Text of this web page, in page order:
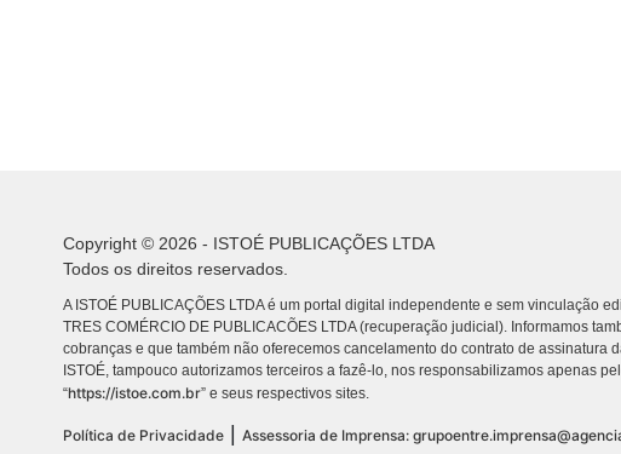
Copyright © 2026 - ISTOÉ PUBLICAÇÕES LTDA
Todos os direitos reservados.
A ISTOÉ PUBLICAÇÕES LTDA é um portal digital independente e sem vinculação
TRES COMÉRCIO DE PUBLICACÕES LTDA (recuperação judicial). Informamos
cobranças e que também não oferecemos cancelamento do contrato de assinatura
ISTOÉ, tampouco autorizamos terceiros a fazê-lo, nos responsabilizamos apenas
“https://istoe.com.br” e seus respectivos sites.
Política de Privacidade Assessoria de Imprensa: